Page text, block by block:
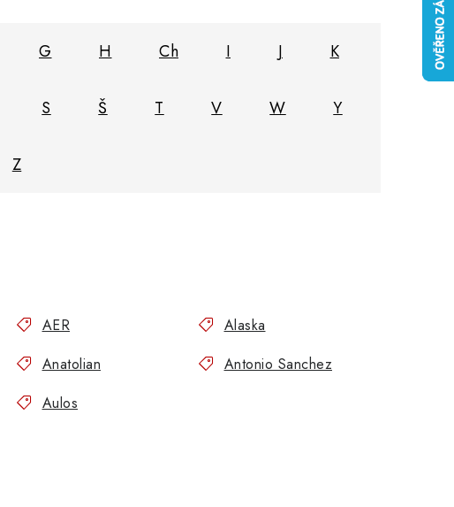
G H Ch I J K
S Š T V W Y
Z
AER
Alaska
Anatolian
Antonio Sanchez
Aulos